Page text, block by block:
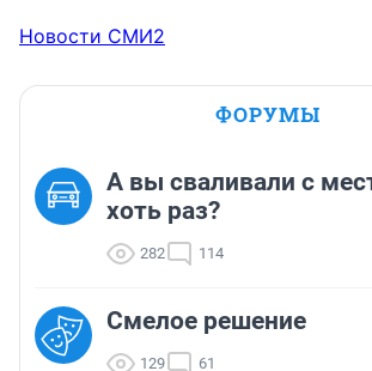
Новости СМИ2
ФОРУМЫ
А вы сваливали с
хоть раз?
282 114
Смелое решение
129 61